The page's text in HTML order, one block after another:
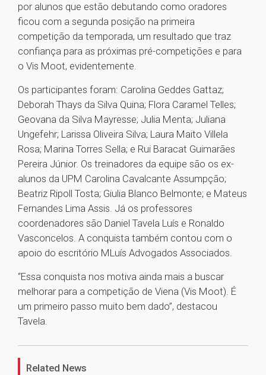
por alunos que estão debutando como oradores
ficou com a segunda posição na primeira
competição da temporada, um resultado que traz
confiança para as próximas pré-competições e para
o Vis Moot, evidentemente.
Os participantes foram: Carolina Geddes Gattaz;
Deborah Thays da Silva Quina; Flora Caramel Telles;
Geovana da Silva Mayresse; Julia Menta; Juliana
Ungefehr; Larissa Oliveira Silva; Laura Maito Villela
Rosa; Marina Torres Sella; e Rui Baracat Guimarães
Pereira Júnior. Os treinadores da equipe são os ex-
alunos da UPM Carolina Cavalcante Assumpção;
Beatriz Ripoll Tosta; Giulia Blanco Belmonte; e Mateus
Fernandes Lima Assis. Já os professores
coordenadores são Daniel Tavela Luís e Ronaldo
Vasconcelos. A conquista também contou com o
apoio do escritório MLuís Advogados Associados.
“Essa conquista nos motiva ainda mais a buscar
melhorar para a competição de Viena (Vis Moot). É
um primeiro passo muito bem dado”, destacou
Tavela.
Related News